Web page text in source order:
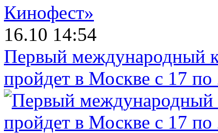
16.10 14:54
Первый международный
пройдет в Москве с 17 по